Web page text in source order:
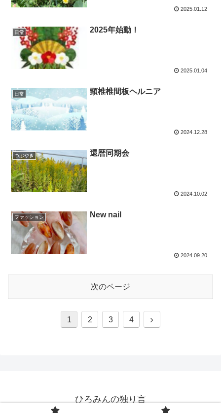
2025.01.12
日常 2025年始動！
2025.01.04
日常 頸椎椎間板ヘルニア
2024.12.28
つぶやき 還暦同期会
2024.10.02
ファッション New nail
2024.09.20
次のページ
1 2 3 4
次
ひろみんの独り言